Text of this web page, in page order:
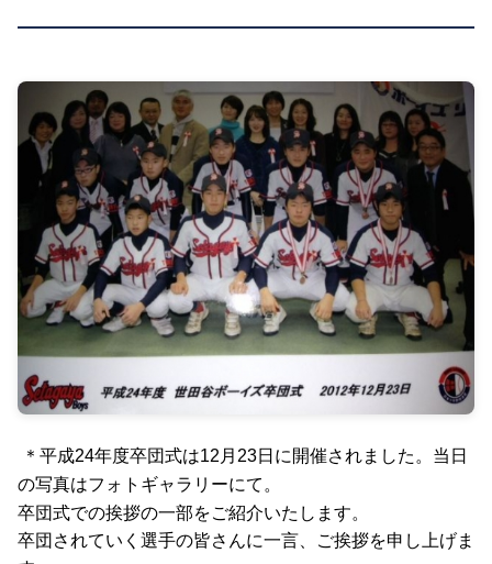
＊平成24年度卒団式は12月23日に開催されました。当日
の写真はフォトギャラリーにて。
卒団式での挨拶の一部をご紹介いたします。
卒団されていく選手の皆さんに一言、ご挨拶を申し上げま